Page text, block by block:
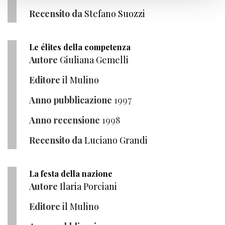
Recensito da Stefano Suozzi
Le élites della competenza
Autore Giuliana Gemelli
Editore il Mulino
Anno pubblicazione 1997
Anno recensione 1998
Recensito daLuciano Grandi
La festa della nazione
Autore Ilaria Porciani
Editore il Mulino